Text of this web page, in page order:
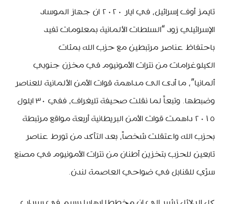
تايمز أوف إسرائيل، في ايار ٢٠٢٠ ان جهاز الموساد
الإسرائيلي زود “السلطات الألمانية بمعلومات تفيد
باحتفاظ عناصر مرتبطين مع حزب الله بمئات
الكيلوغرامات من نترات الأمونيوم في مخزن جنوبي
ألمانيا”، ما أدى الى مداهمة قوات الأمن الألمانية للعناصر
وضبطها. وتبعاً لما نقلت صحيفة تليغراف، ففي ٣٠ ايلول
٢٠١٥ داهمت قوات الأمن البريطانية أربعة مواقع مرتبطة
بحزب الله واعتقلت شخصاً، بعد التأكد من تورط عناصر
تابعين للحزب بتخزين أطنان من نترات الأمونيوم في مصنع
سرّي للقنابل في ضواحي العاصمة لندن.